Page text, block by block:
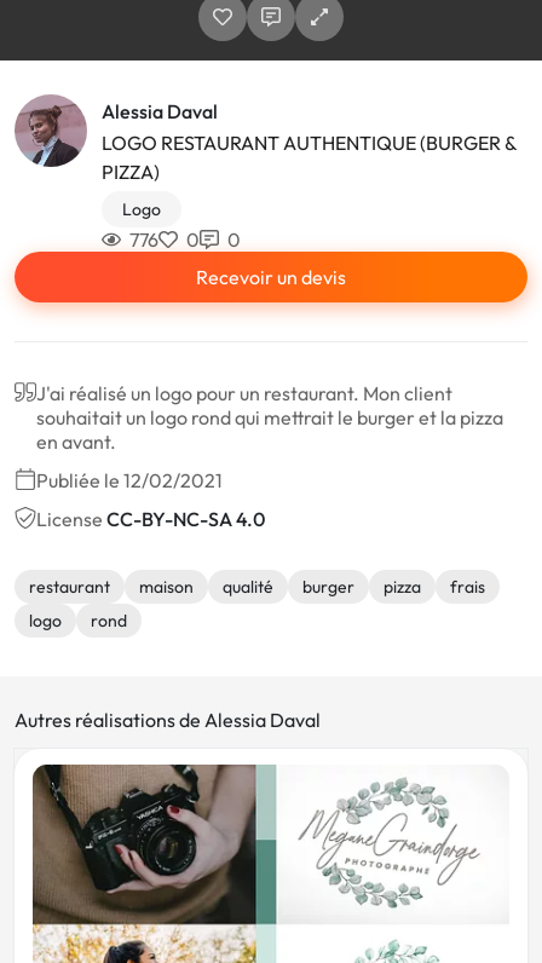
Alessia Daval
LOGO RESTAURANT AUTHENTIQUE (BURGER &
PIZZA)
Logo
776 0
0
Recevoir un devis
J'ai réalisé un logo pour un restaurant. Mon client
souhaitait un logo rond qui mettrait le burger et la pizza
en avant.
Publiée le 12/02/2021
License CC-BY-NC-SA 4.0
restaurant maison qualité burger pizza
frais
logo
rond
Autres réalisations de Alessia Daval